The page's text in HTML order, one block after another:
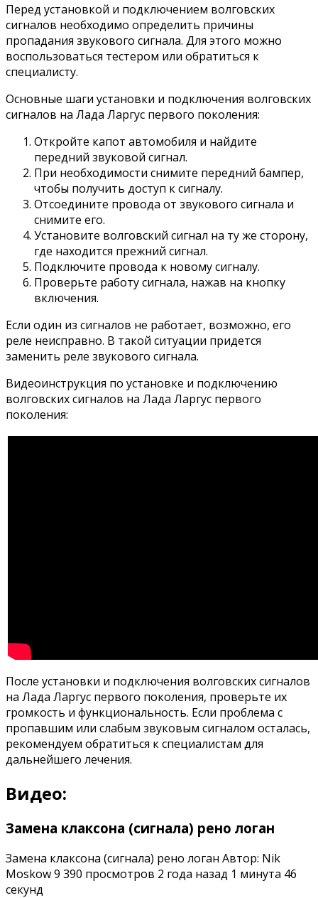
Перед установкой и подключением волговских
сигналов необходимо определить причины
пропадания звукового сигнала. Для этого можно
воспользоваться тестером или обратиться к
специалисту.
Основные шаги установки и подключения волговских
сигналов на Лада Ларгус первого поколения:
Откройте капот автомобиля и найдите
передний звуковой сигнал.
При необходимости снимите передний бампер,
чтобы получить доступ к сигналу.
Отсоедините провода от звукового сигнала и
снимите его.
Установите волговский сигнал на ту же сторону,
где находится прежний сигнал.
Подключите провода к новому сигналу.
Проверьте работу сигнала, нажав на кнопку
включения.
Если один из сигналов не работает, возможно, его
реле неисправно. В такой ситуации придется
заменить реле звукового сигнала.
Видеоинструкция по установке и подключению
волговских сигналов на Лада Ларгус первого
поколения:
После установки и подключения волговских сигналов
на Лада Ларгус первого поколения, проверьте их
громкость и функциональность. Если проблема с
пропавшим или слабым звуковым сигналом осталась,
рекомендуем обратиться к специалистам для
дальнейшего лечения.
Видео:
Замена клаксона (сигнала) рено логан
Замена клаксона (сигнала) рено логан Автор: Nik
Moskow 9 390 просмотров 2 года назад 1 минута 46
секунд